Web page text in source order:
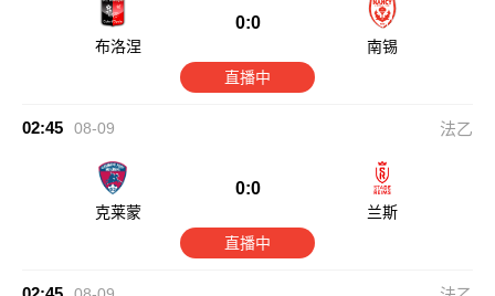
布洛涅
0:0
南锡
直播中
02:45 08-09 法乙
克莱蒙
0:0
兰斯
直播中